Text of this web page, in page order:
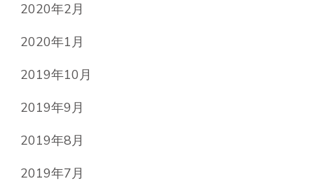
2020年2月
2020年1月
2019年10月
2019年9月
2019年8月
2019年7月